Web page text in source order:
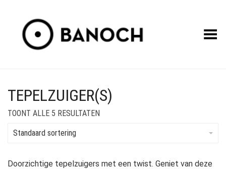
Toggle Menu
TEPELZUIGER(S)
TOONT ALLE 5 RESULTATEN
Standaard sortering
Doorzichtige tepelzuigers met een twist. Geniet van deze